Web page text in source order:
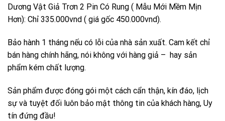
Dương Vật Giả Trơn 2 Pin Có Rung ( Mẫu Mới Mềm Mịn
Hơn): Chỉ 335.000vnd ( giá gốc 450.000vnd).
Bảo hành 1 tháng nếu có lỗi của nhà sản xuất. Cam kết chỉ
bán hàng chính hãng, nói không với hàng giả – hay sản
phẩm kém chất lượng.
Sản phẩm được đóng gói một cách cẩn thận, kín đáo, lịch
sự và tuyệt đối luôn bảo mật thông tin của khách hàng, Uy
tín đứng đầu!